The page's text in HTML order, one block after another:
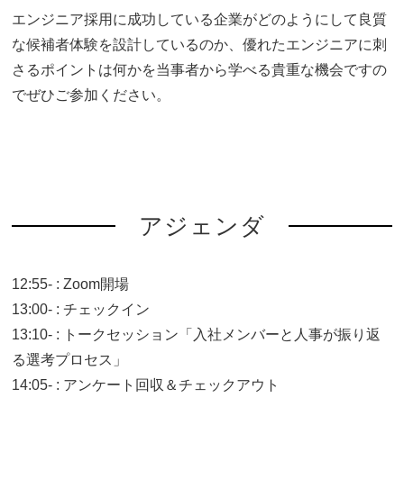
エンジニア採用に成功している企業がどのようにして良質
な候補者体験を設計しているのか、優れたエンジニアに刺
さるポイントは何かを当事者から学べる貴重な機会ですの
でぜひご参加ください。
アジェンダ
12:55- : Zoom開場
13:00- : チェックイン
13:10- : トークセッション「入社メンバーと人事が振り返
る選考プロセス」
14:05- : アンケート回収＆チェックアウト